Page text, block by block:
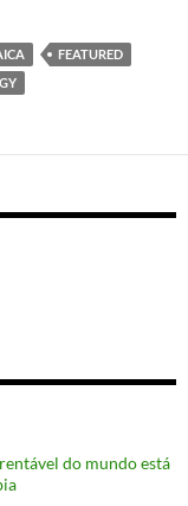
FEATURED
do mundo está